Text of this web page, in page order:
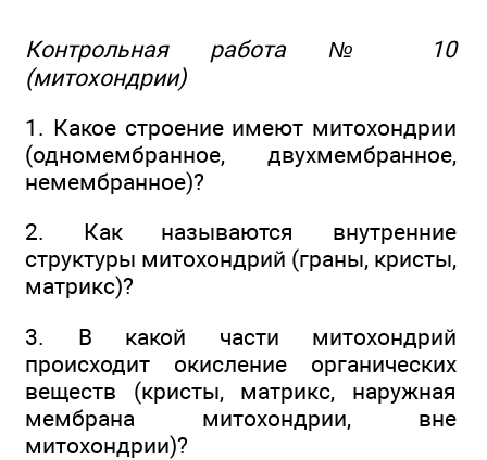
Контрольная работа № 10
(митохондрии)
1. Какое строение имеют митохондрии
(одномембранное, двухмембранное,
немембранное)?
2. Как называются внутренние
структуры митохондрий (граны, кристы,
матрикс)?
3. В какой части митохондрий
происходит окисление органических
веществ (кристы, матрикс, наружная
мембрана митохондрии, вне
митохондрии)?